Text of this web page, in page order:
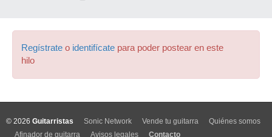
Regístrate o identifícate para poder postear en este
hilo
© 2026 Guitarristas Sonic Network Vende tu guitarra
Quiénes somos
Afinador de guitarra
Avisos legales Contacto